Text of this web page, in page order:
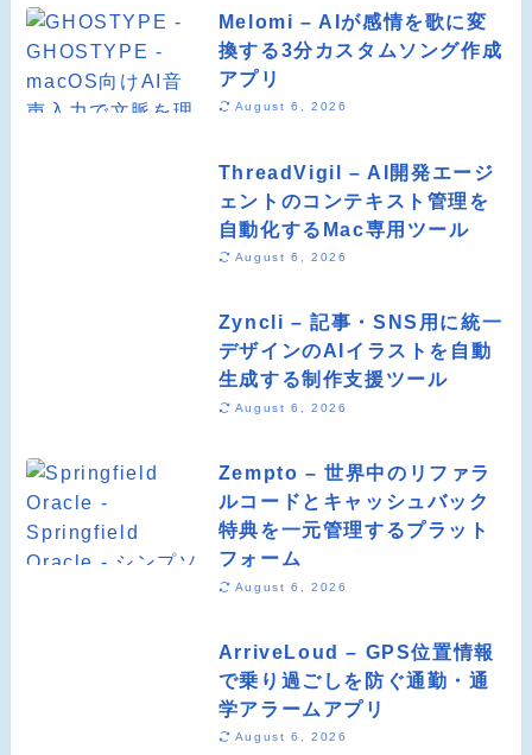
Melomi – AIが感情を歌に変
換する3分カスタムソング作成
アプリ
August 6, 2026
ThreadVigil – AI開発エージ
ェントのコンテキスト管理を
自動化するMac専用ツール
August 6, 2026
Zyncli – 記事・SNS用に統一
デザインのAIイラストを自動
生成する制作支援ツール
August 6, 2026
Zempto – 世界中のリファラ
ルコードとキャッシュバック
特典を一元管理するプラット
フォーム
August 6, 2026
ArriveLoud – GPS位置情報
で乗り過ごしを防ぐ通勤・通
学アラームアプリ
August 6, 2026